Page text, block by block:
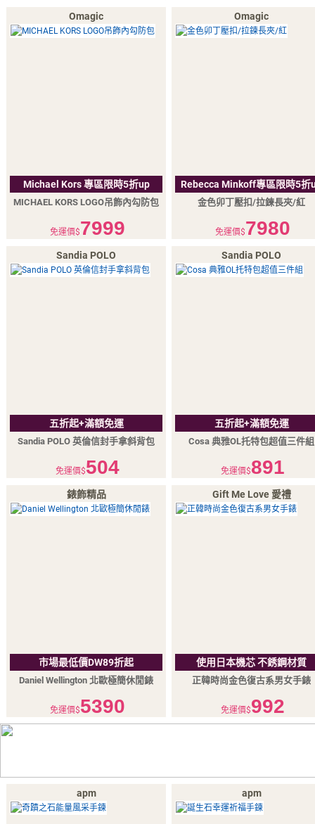
Omagic
Michael Kors 專區限時5折up
MICHAEL KORS LOGO吊飾內勾防包
免運價$7999
Omagic
Rebecca Minkoff專區限時5折
金色卯丁壓扣/拉鍊長夾/紅
免運價$7980
Sandia POLO
五折起+滿額免運
Sandia POLO 英倫信封手拿斜背包
免運價$504
Sandia POLO
五折起+滿額免運
Cosa 典雅OL托特包超值三件組
免運價$891
錶飾精品
市場最低價DW89折起
Daniel Wellington 北歐極簡休閒錶
免運價$5390
Gift Me Love 愛禮
使用日本機芯 不銹鋼材質
正韓時尚金色復古系男女手錶
免運價$992
apm apm